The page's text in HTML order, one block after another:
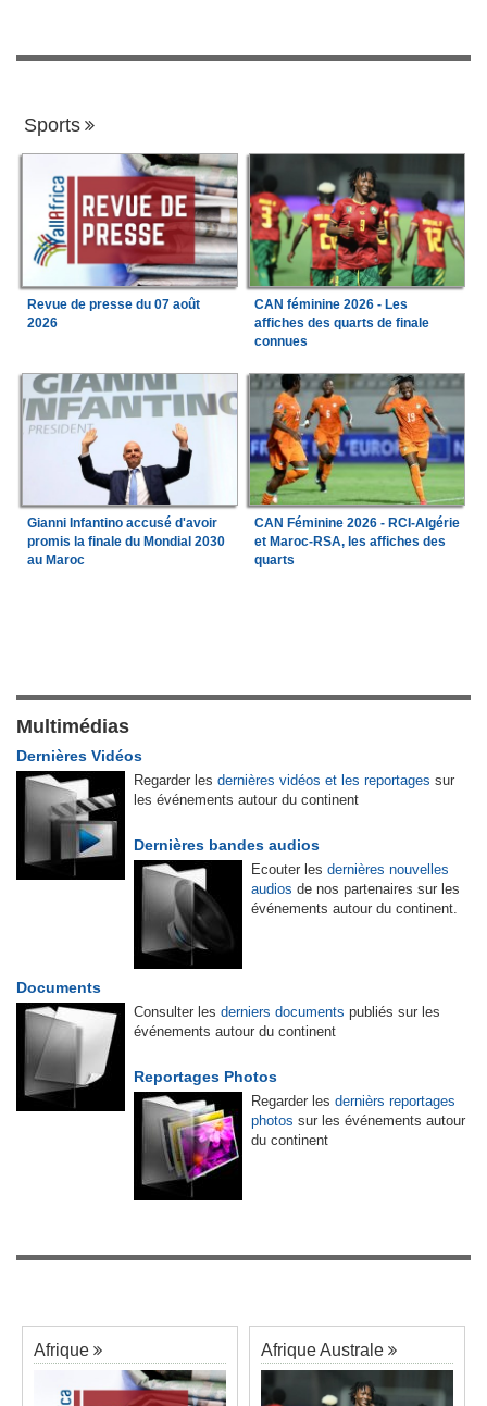
Sports
Revue de presse du 07 août
2026
CAN féminine 2026 - Les
affiches des quarts de finale
connues
Gianni Infantino accusé d'avoir
promis la finale du Mondial 2030
au Maroc
CAN Féminine 2026 - RCI-Algérie
et Maroc-RSA, les affiches des
quarts
Multimédias
Dernières Vidéos
Regarder les dernières vidéos et les reportages sur
les événements autour du continent
Dernières bandes audios
Ecouter les dernières nouvelles
audios de nos partenaires sur les
événements autour du continent.
Documents
Consulter les derniers documents publiés sur les
événements autour du continent
Reportages Photos
Regarder les dernièrs reportages
photos sur les événements autour
du continent
Afrique Afrique Australe